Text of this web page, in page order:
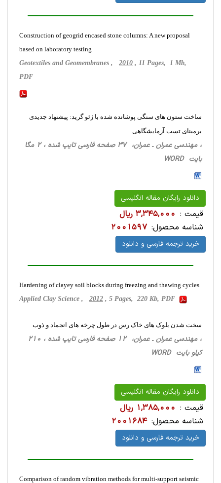
Construction of geogrid encased stone columns: A new proposal
based on laboratory testing
Geotextiles and Geomembranes , 2010 , 11 Pages, 1 Mb,
PDF
ساخت ستون های سنگی پوشانده شده با ژئو گرید: پیشنهاد جدیدی
برمبنای تست آزمایشگاهی
، مهندسی عمران ـ عمران، 37 صفحه فارسی تایپ شده ، 2 مگا
بایت WORD
دانلود رایگان مقاله انگلیسی
قیمت : 3,345,000 ریال
شناسه محصول: 2001597
خرید ترجمه فارسی و دانلود
Hardening of clayey soil blocks during freezing and thawing cycles
Applied Clay Science , 2012 , 5 Pages, 220 Kb, PDF
سخت شدن بلوک های خاک رس در طول چرخه های انجماد و ذوب
، مهندسی عمران ـ عمران، 12 صفحه فارسی تایپ شده ، 210
کیلو بایت WORD
دانلود رایگان مقاله انگلیسی
قیمت : 1,385,000 ریال
شناسه محصول: 2001684
خرید ترجمه فارسی و دانلود
Comparison of random vibration methods for multi-support seismic